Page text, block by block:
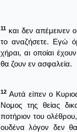
11 και δεν απέμεινεν
το αναζήσετε. Εγώ
χήραι, αι οποίαι
θα ζουν εν ασφαλεία.
12 Αυτά είπεν ο
Νομος της θείας
ποτήριον του
ουδένα λόγον δεν